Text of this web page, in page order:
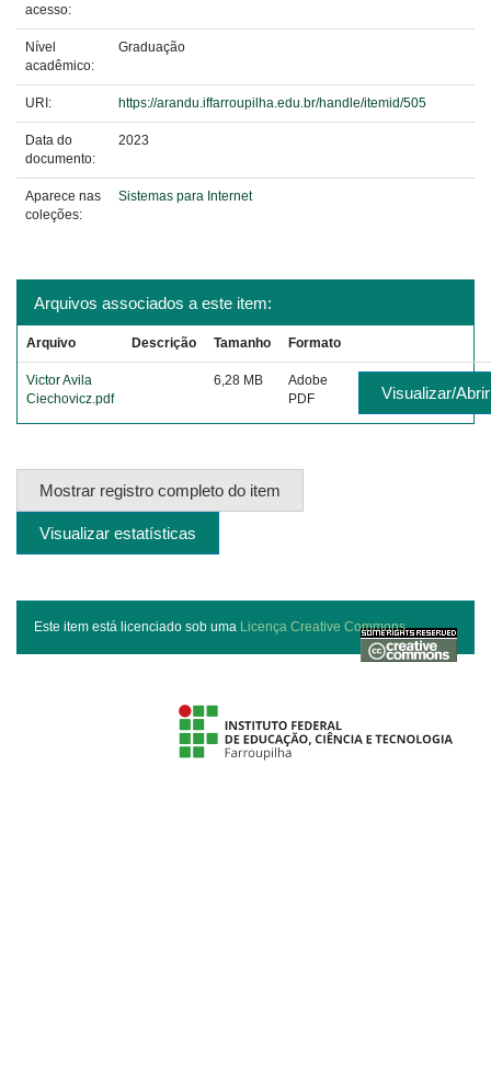
acesso:
Nível
acadêmico:
Graduação
URI: https://arandu.iffarroupilha.edu.br/handle/itemid/505
Data do
documento:
2023
Aparece nas
coleções:
Sistemas para Internet
Arquivos associados a este item:
Arquivo Descrição Tamanho Formato
Victor Avila
Ciechovicz.pdf
6,28 MB
Adobe
PDF
Visualizar/Abrir
Mostrar registro completo do item
Visualizar estatísticas
Este item está licenciado sob uma Licença Creative Commons